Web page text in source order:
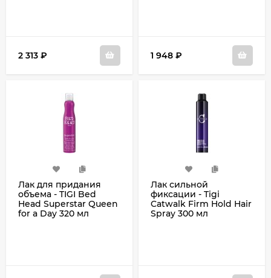
2 313 ₽ 1 948 ₽
Лак для придания
объема - TIGI Bed
Head Superstar Queen
for a Day 320 мл
Лак сильной
фиксации - Tigi
Catwalk Firm Hold Hair
Spray 300 мл